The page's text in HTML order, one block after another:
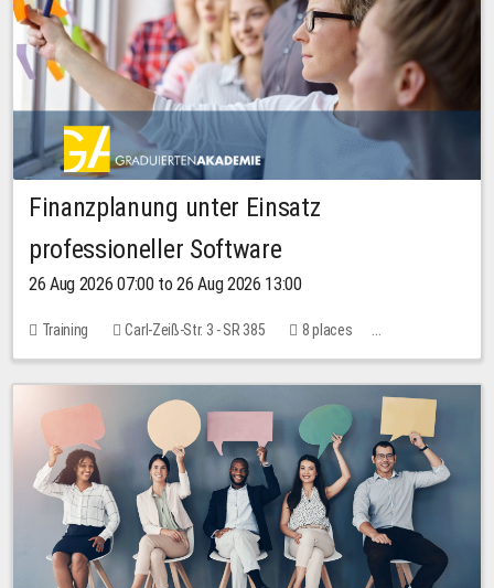
Finanzplanung unter Einsatz
professioneller Software
26 Aug 2026 07:00 to 26 Aug 2026 13:00
Training Carl-Zeiß-Str. 3 - SR 385
8 places
20.00 EUR